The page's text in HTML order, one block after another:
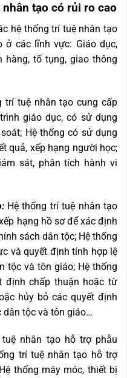
tạo có rủi ro cao
hệ thống trí tuệ nhân tạo
các lĩnh vực: Giáo dục,
tố tụng, giao thông
trí tuệ nhân tạo cung cấp
giáo dục, có sử dụng
Hệ thống có sử dụng
quả, xếp hạng người học;
sát, phân tích hành vi
Hệ thống trí tuệ nhân tạo
hạng hồ sơ để xác định
sách dân tộc; Hệ thống
và quyết định tính hợp lệ
tộc và tôn giáo; Hệ thống
định chấp thuận hoặc từ
hủy bỏ các quyết định
tộc và tôn giáo…
nhân tạo hỗ trợ phẫu
trí tuệ nhân tạo hỗ trợ
thống máy móc, thiết bị